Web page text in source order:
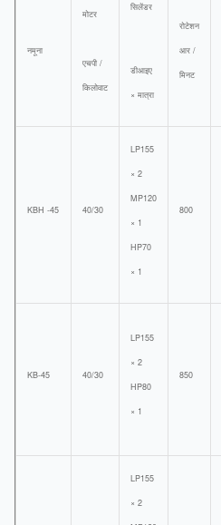
नमूना
मोटर
एचपी /
किलोवाट
सिलेंडर
डीआइए
× मात्रा
रोटेशन
आर /
मिनट
KBH -45 40/30
LP155
× 2
MP120
× 1
HP70
× 1
800
KB-45 40/30
LP155
× 2
HP80
× 1
850
LP155
× 2